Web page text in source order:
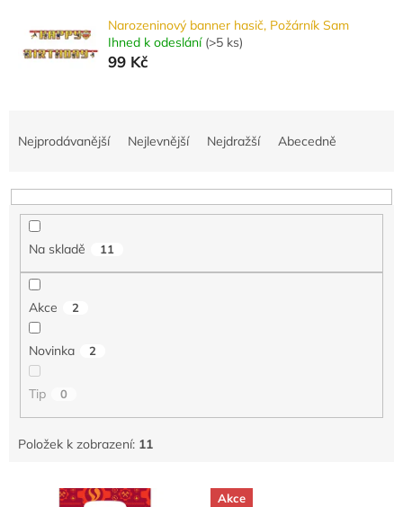
Narozeninový banner hasič, Požárník Sam
Ihned k odeslání (>5 ks)
99 Kč
n
Nejprodávanější Nejlevnější Nejdražší Abecedně
Na skladě 11
Akce 2
Novinka 2
Tip 0
Položek k zobrazení: 11
Akce